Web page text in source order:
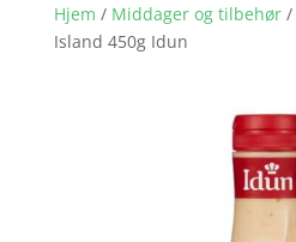
Hjem / Middager og tilbehør/
Island 450g Idun